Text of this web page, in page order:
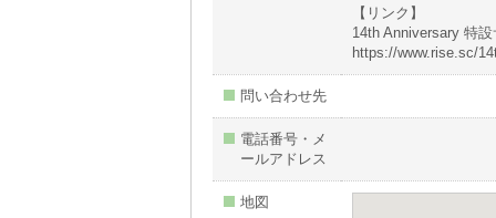
【リンク】
14th Anniversary 特設
https://www.rise.sc/
問い合わせ先
電話番号・メ
ールアドレス
地図